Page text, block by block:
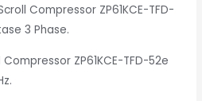
Compressor ZP61KCE-TFD-
3 Phase.
ZP61KCE-TFD-52e